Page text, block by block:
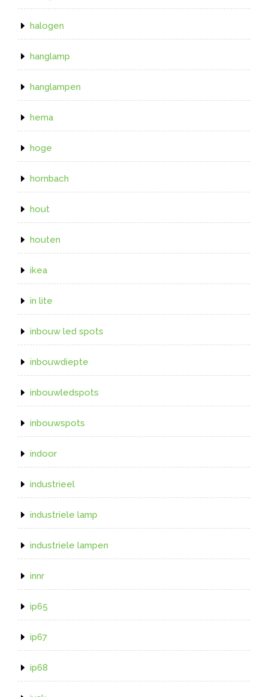
halogen
hanglamp
hanglampen
hema
hoge
hornbach
hout
houten
ikea
in lite
inbouw led spots
inbouwdiepte
inbouwledspots
inbouwspots
indoor
industrieel
industriele lamp
industriele lampen
innr
ip65
ip67
ip68